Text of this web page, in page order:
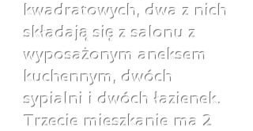
kwadratowych, dwa z nich
składają się z salonu z
wyposażonym aneksem
kuchennym, dwóch
sypialni i dwóch łazienek.
Trzecie mieszkanie ma 2